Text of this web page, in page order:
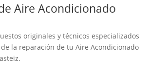
Aire Acondicionado
originales y técnicos especializados
la reparación de tu Aire Acondicionado